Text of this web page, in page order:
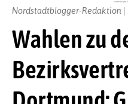
Wahlen zu
Nordstadtblogger-Redaktion